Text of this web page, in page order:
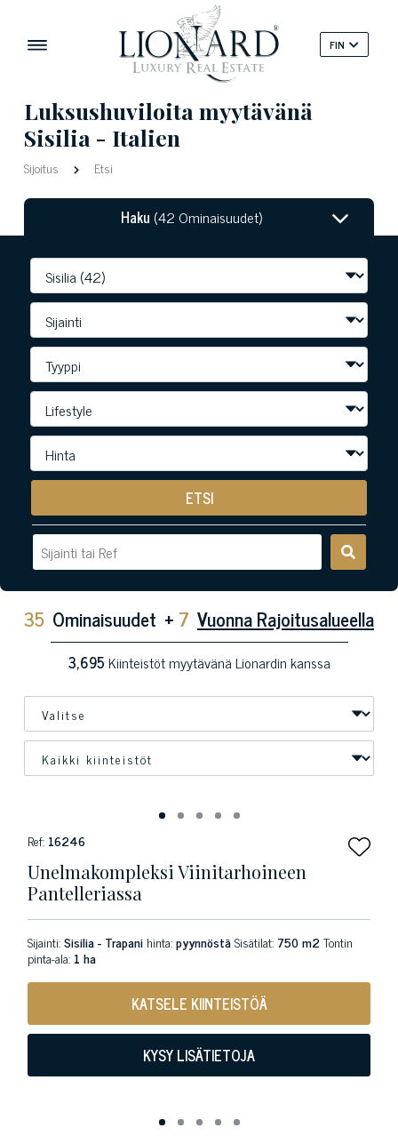
FIN
Luksushuviloita myytävänä
Sisilia - Italien
Sijoitus Etsi
Haku (42 Ominaisuudet)
ETSI
35 Ominaisuudet + 7 Vuonna Rajoitusalueella
3,695Kiinteistöt myytävänä Lionardin kanssa
Ref: 16246
Unelmakompleksi Viinitarhoineen
Pantelleriassa
Sijainti:Sisilia - Trapani hinta:pyynnöstäSisätilat: 750 m2Tontin
pinta-ala: 1 ha
KATSELE KIINTEISTÖÄ
KYSY LISÄTIETOJA